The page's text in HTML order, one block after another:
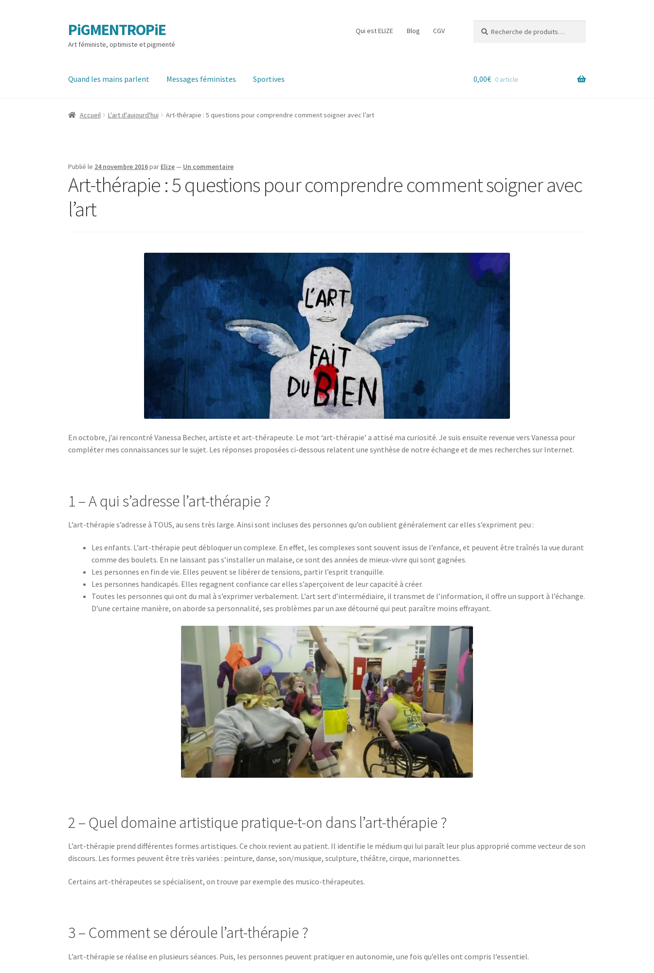
Aller
à
la
Aller
au
contenu
PiGMENTROPiE
Art féministe, optimiste et pigmenté
Qui est ELIZE Blog CGV
pour :
Quand les mains parlent Messages féministes Sportives 0,00€ 0 article
Accueil L'art d'aujourd'hui Art-thérapie : 5 questions pour comprendre comment soigner avec l’art
Publié le 24 novembre 2016par Elize— Un commentaire
Art-thérapie : 5 questions pour comprendre comment soigner avec
l’art
En octobre, j’ai rencontré Vanessa Becher, artiste et art-thérapeute. Le mot ‘art-thérapie’ a attisé ma curiosité. Je suis ensuite revenue vers Vanessa pour
compléter mes connaissances sur le sujet. Les réponses proposées ci-dessous relatent une synthèse de notre échange et de mes recherches sur Internet.
1 – A qui s’adresse l’art-thérapie ?
L’art-thérapie s’adresse à TOUS, au sens très large. Ainsi sont incluses des personnes qu’on oublient généralement car elles s’expriment peu :
Les enfants. L’art-thérapie peut débloquer un complexe. En effet, les complexes sont souvent issus de l’enfance, et peuvent être traînés la vue durant
comme des boulets. En ne laissant pas s’installer un malaise, ce sont des années de mieux-vivre qui sont gagnées.
Les personnes en fin de vie. Elles peuvent se libérer de tensions, partir l’esprit tranquille.
Les personnes handicapés. Elles regagnent confiance car elles s’aperçoivent de leur capacité à créer.
Toutes les personnes qui ont du mal à s’exprimer verbalement. L’art sert d’intermédiaire, il transmet de l’information, il offre un support à l’échange.
D’une certaine manière, on aborde sa personnalité, ses problèmes par un axe détourné qui peut paraître moins effrayant.
2 – Quel domaine artistique pratique-t-on dans l’art-thérapie ?
L’art-thérapie prend différentes formes artistiques. Ce choix revient au patient. Il identifie le médium qui lui paraît leur plus approprié comme vecteur de son
discours. Les formes peuvent être très variées : peinture, danse, son/musique, sculpture, théâtre, cirque, marionnettes.
Certains art-thérapeutes se spécialisent, on trouve par exemple des musico-thérapeutes.
3 – Comment se déroule l’art-thérapie ?
L’art-thérapie se réalise en plusieurs séances. Puis, les personnes peuvent pratiquer en autonomie, une fois qu’elles ont compris l’essentiel.